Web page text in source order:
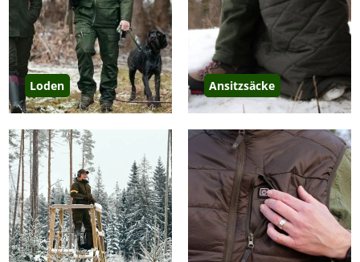
Loden Ansitzsäcke